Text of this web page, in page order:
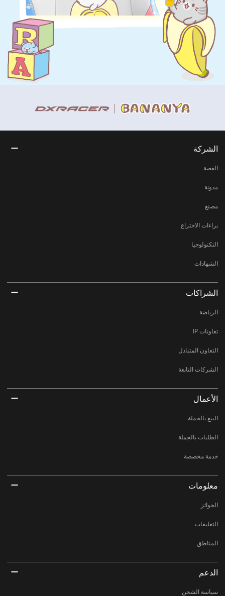
الشركة
القصة
مدونة
مصنع
براءات الاختراع
التكنولوجيا
الشهادات
الشراكات
الرياضة
تعاونات IP
التعاون المتبادل
الشركات التابعة
الأعمال
البيع بالجملة
الطلبات بالجملة
خدمة مخصصة
معلومات
الجوائز
التعليقات
المناطق
الدعم
سياسة الشحن